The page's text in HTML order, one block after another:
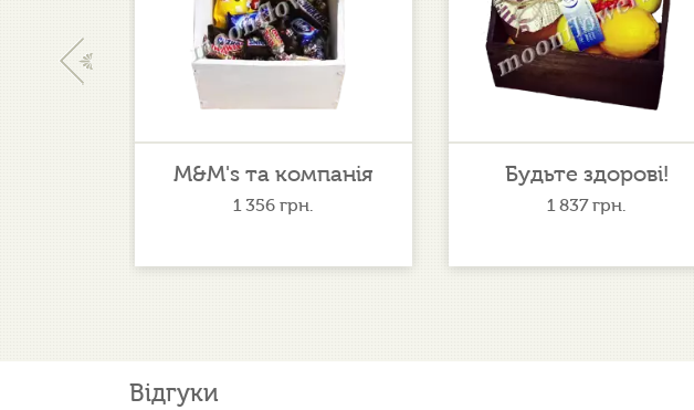
M&M's та компанія
1 356грн.
Будьте здорові!
1 837грн.
‹
Відгуки